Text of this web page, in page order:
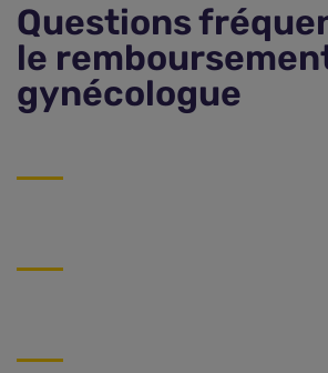
Questions
le
gynécologue